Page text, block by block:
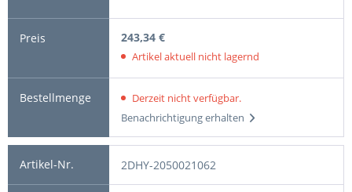
243,34 €
Artikel aktuell nicht lagernd
Derzeit nicht verfügbar.
Benachrichtigung erhalten
2DHY-2050021062